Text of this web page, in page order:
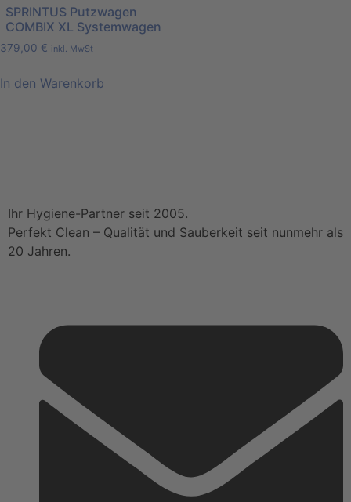
SPRINTUS Putzwagen
COMBIX XL Systemwagen
379,00 € inkl. MwSt
In den Warenkorb
Ihr Hygiene-Partner seit 2005.
Perfekt Clean – Qualität und Sauberkeit seit nunmehr als
20 Jahren.